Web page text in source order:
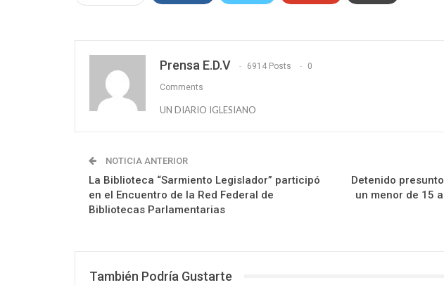
Prensa E.D.V 6914 Posts 0
Comments
UN DIARIO IGLESIANO
NOTICIA ANTERIOR
La Biblioteca “Sarmiento Legislador” participó
en el Encuentro de la Red Federal de
Bibliotecas Parlamentarias
Detenido
un menor de 15
También Podría Gustarte